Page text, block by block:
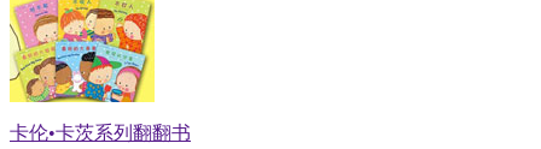
卡伦•卡茨系列翻翻书